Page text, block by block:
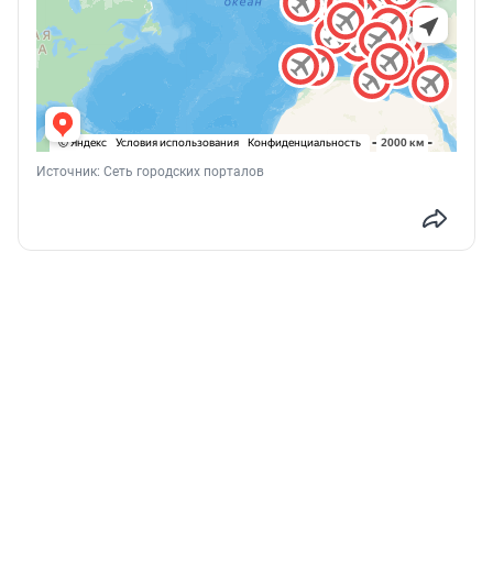
Источник: Сеть городских порталов